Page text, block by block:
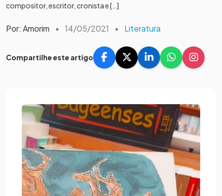
compositor, escritor, cronista e […]
Por: Amorim • 14/05/2021 • Literatura
Compartilhe este artigo